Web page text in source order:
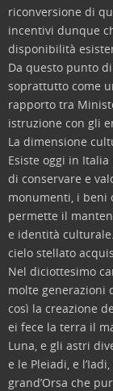
riconversione di
incentivi dunque
disponibilità
Da questo punto
soprattutto come
rapporto tra
istruzione con gli
La dimensione
Esiste oggi in
di conservare e
monumenti, i beni
permette il
e identità
cielo stellato
Nel diciottesimo
molte generazioni
così la creazione
ei fece la terra il
Luna, e gli astri
e le Pleiadi, e
grand’Orsa che